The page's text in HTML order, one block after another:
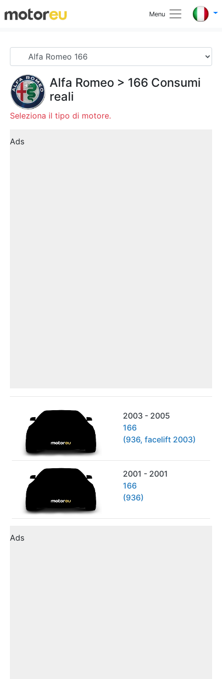
Menu
Alfa Romeo > 166 Consumi
reali
Seleziona il tipo di motore.
Ads
2003 - 2005
166
(936, facelift 2003)
2001 - 2001
166
(936)
Ads